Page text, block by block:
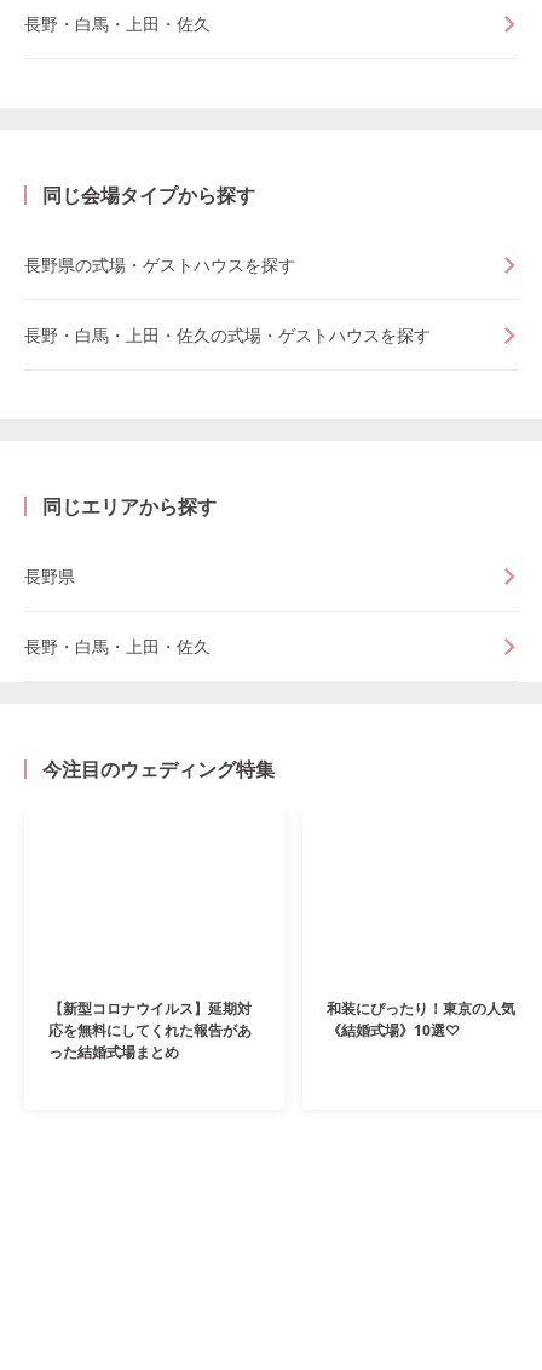
長野・白馬・上田・佐久
同じ会場タイプから探す
長野県の式場・ゲストハウスを探す
長野・白馬・上田・佐久の式場・ゲストハウスを探す
同じエリアから探す
長野県
長野・白馬・上田・佐久
今注目のウェディング特集
【新型コロナウイルス】延期対
応を無料にしてくれた報告があ
った結婚式場まとめ
和装にぴったり！東京の人気
《結婚式場》10選♡